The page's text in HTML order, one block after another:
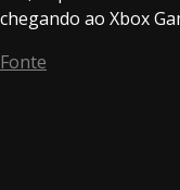
chegando ao Xbox
Fonte